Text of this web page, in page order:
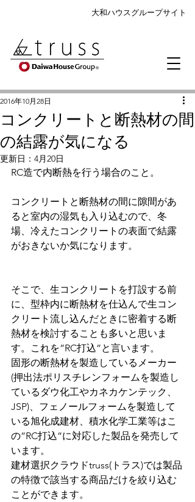
大和ハウスグループサイト
コンクリートと断熱材の間
の結露が気になる
2016年10月28日
更新日： 4月20日
RC造で内断熱を行う場合のこと。
コンクリートと断熱材の間に隙間があ
ると室内の湿気も入り込むので、冬
場、冷えたコンクリートの表面で結露
がおきないか気になります。
そこで、生コンクリートを打設する前
に、型枠内に断熱材を仕込んで生コン
クリート流し込んだときに密着する断
熱材を検討することも多いと思いま
す。これを”RC打込”と言います。
固形の断熱材を製造しているメーカー
(押出法ポリスチレンフォームを製造し
ているダウ化工やカネカケンテック、
JSP)、フェノールフォームを製造して
いる旭化成建材、積水化学工業等はこ
の”RC打込”に対応した製品を発売して
います。
建材選択クラウドtruss(トラス)では製品
の特徴で該当する商品だけを絞り込む
ことができます。